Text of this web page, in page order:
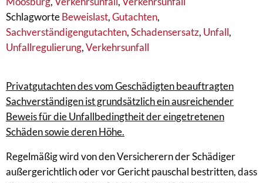
SchlagworteBeweislast,Gutachten,
Sachverständigengutachten,Schadensersatz, Unfall,
Unfallregulierung,Verkehrsunfall
Privatgutachten des vom Geschädigten beauftragten
Sachverständigen ist grundsätzlich ein ausreichender
Beweis für die Unfallbedingtheit der eingetretenen
Schäden sowie deren Höhe.
Regelmäßig wird von den Versicherern der Schädiger
außergerichtlich oder vor Gericht pauschal bestritten, dass